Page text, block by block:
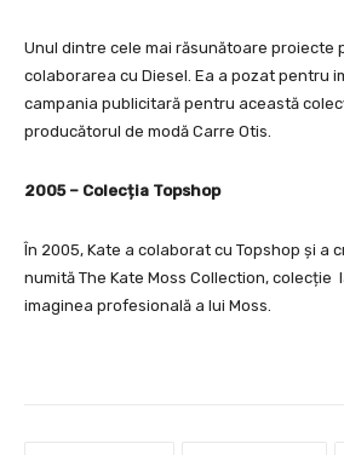
Unul dintre cele mai răsunătoare proiecte
colaborarea cu Diesel. Ea a pozat pentru
campania publicitară pentru această
producătorul de modă Carre Otis.
2005 – Colecția Topshop
În 2005, Kate a colaborat cu Topshop și a
numită The Kate Moss Collection, colecție
imaginea profesională a lui Moss.